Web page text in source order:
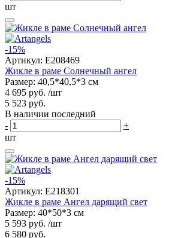
шт
-15%
Артикул: E208469
Жикле в раме Солнечный ангел
Размер: 40,5*40,5*3 см
4 695 руб. /шт
5 523 руб.
В наличии последний
-
+
шт
-15%
Артикул: E218301
Жикле в раме Ангел дарящий свет
Размер: 40*50*3 см
5 593 руб. /шт
6 580 руб.